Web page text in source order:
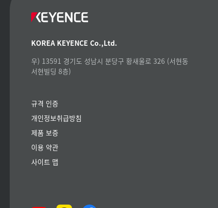
KOREA KEYENCE Co.,Ltd.
우) 13591 경기도 성남시 분당구 황새울로 326 (서현동
서현빌딩 8층)
규격 인증
개인정보취급방침
제품 보증
이용 약관
사이트 맵